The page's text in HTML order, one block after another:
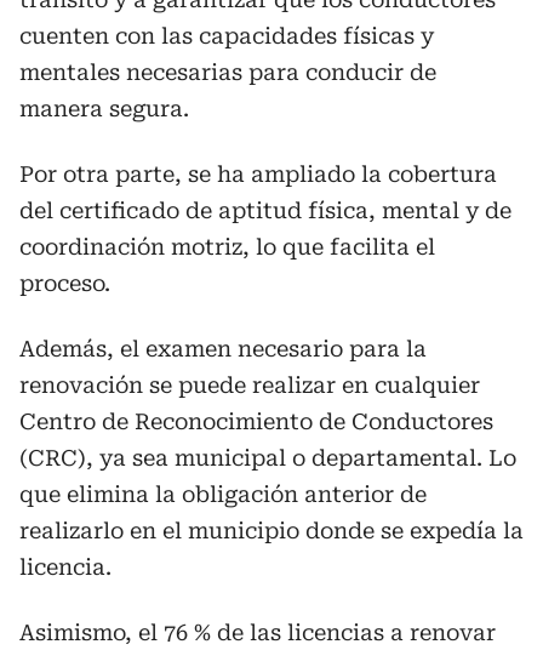
cuenten con las capacidades físicas y
mentales necesarias para conducir de
manera segura.
Por otra parte, se ha ampliado la cobertura
del certificado de aptitud física, mental y de
coordinación motriz, lo que facilita el
proceso.
Además, el examen necesario para la
renovación se puede realizar en cualquier
Centro de Reconocimiento de Conductores
(CRC), ya sea municipal o departamental. Lo
que elimina la obligación anterior de
realizarlo en el municipio donde se expedía la
licencia.
Asimismo, el 76 % de las licencias a renovar